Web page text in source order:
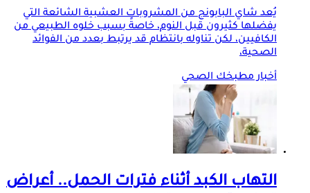
يُعد شاي البابونج من المشروبات العشبية الشائعة التي
يفضلها كثيرون قبل النوم، خاصةً بسبب خلوه الطبيعي من
الكافيين، لكن تناوله بانتظام قد يرتبط بعدد من الفوائد
الصحية،
أخبار مطبخك الصحي
التهاب الكبد أثناء فترات الحمل.. أعراض